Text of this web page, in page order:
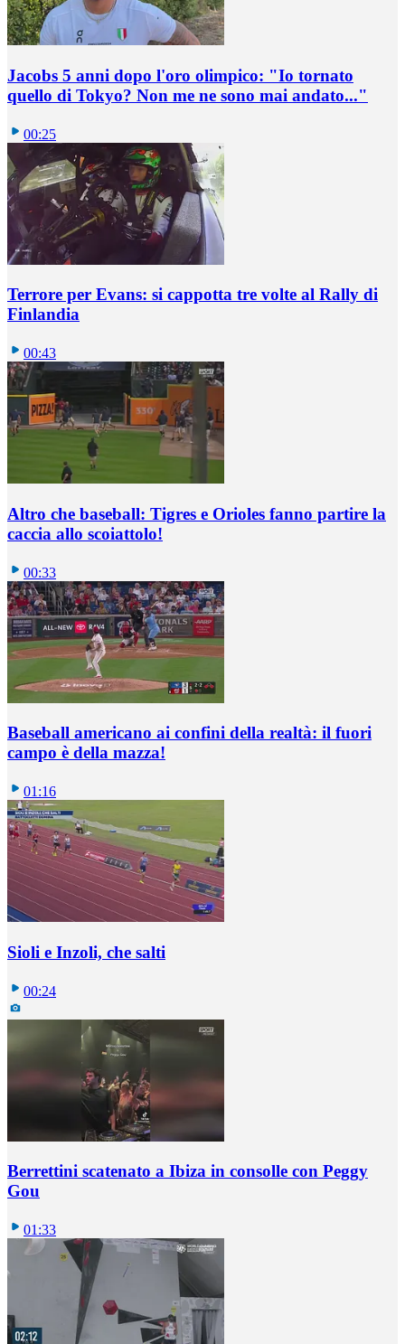
Jacobs 5 anni dopo l'oro olimpico: "Io tornato
quello di Tokyo? Non me ne sono mai andato..."
00:25
Terrore per Evans: si cappotta tre volte al Rally di
Finlandia
00:43
Altro che baseball: Tigres e Orioles fanno partire la
caccia allo scoiattolo!
00:33
Baseball americano ai confini della realtà: il fuori
campo è della mazza!
01:16
Sioli e Inzoli, che salti
00:24
Berrettini scatenato a Ibiza in consolle con Peggy
Gou
01:33